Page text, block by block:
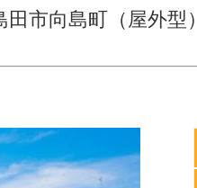
市向島町（屋外型）